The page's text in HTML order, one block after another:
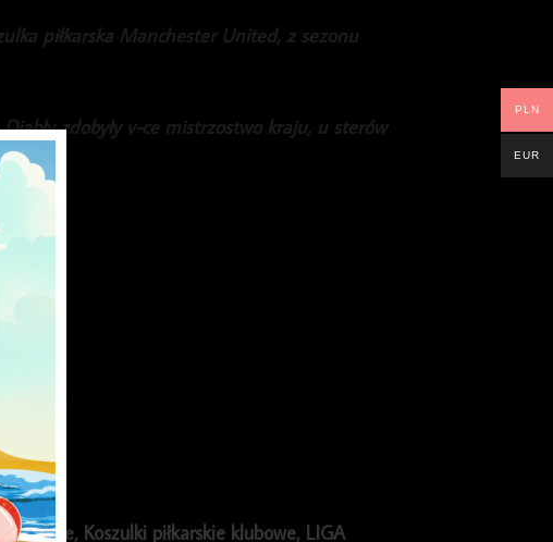
piłkarska Manchester United, z sezonu
zdobyły v-ce mistrzostwo kraju, u sterów
, Koszulki piłkarskie klubowe, LIGA
PLN
EUR